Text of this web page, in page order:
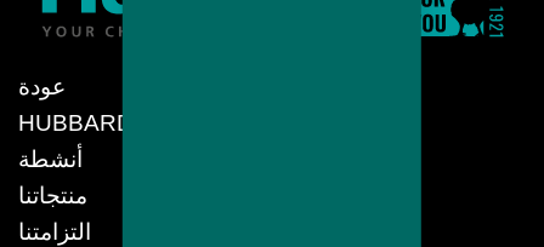
عودة
HUBBARD
أنشطة
منتجاتنا
التزامتنا